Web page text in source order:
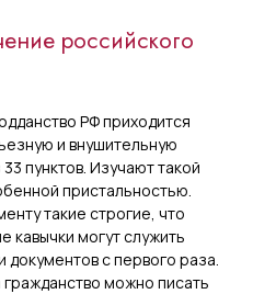
российского
РФ приходится
и внушительную
пунктов. Изучают такой
пристальностью.
такие строгие, что
кавычки могут служить
документов с первого раза.
можно писать